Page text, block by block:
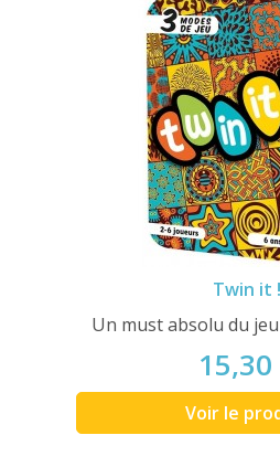
Twin it !
Un must absolu du
15,30
Voir le